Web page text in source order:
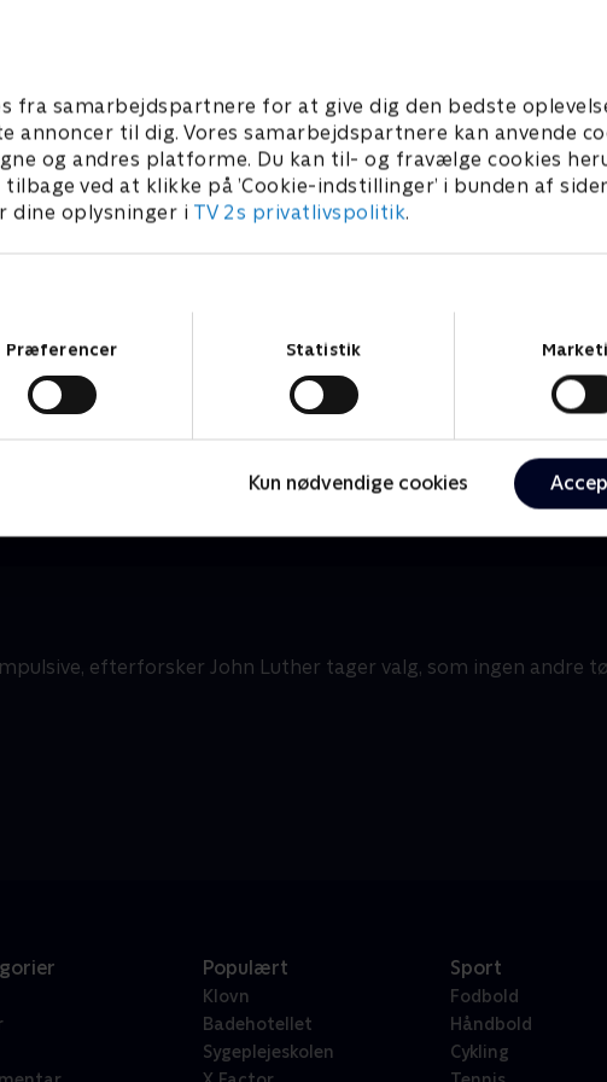
fra samarbejdspartnere for at give dig den bedste
annoncer til dig. Vores samarbejdspartnere kan anvende
og andres platforme. Du kan til- og fravælge cookies
ved at klikke på ’Cookie-indstillinger’ i bunden af
dine oplysninger i TV 2s privatlivspolitik.
Præferencer Statistik
Kun nødvendige cookies
Top Dog
Krimi & Spænding
efterforsker John Luther tager valg, som ingen andre
Populært
Klovn
Badehotellet
Sygeplejeskolen
Sport
Fodbold
Håndbold
Cykling